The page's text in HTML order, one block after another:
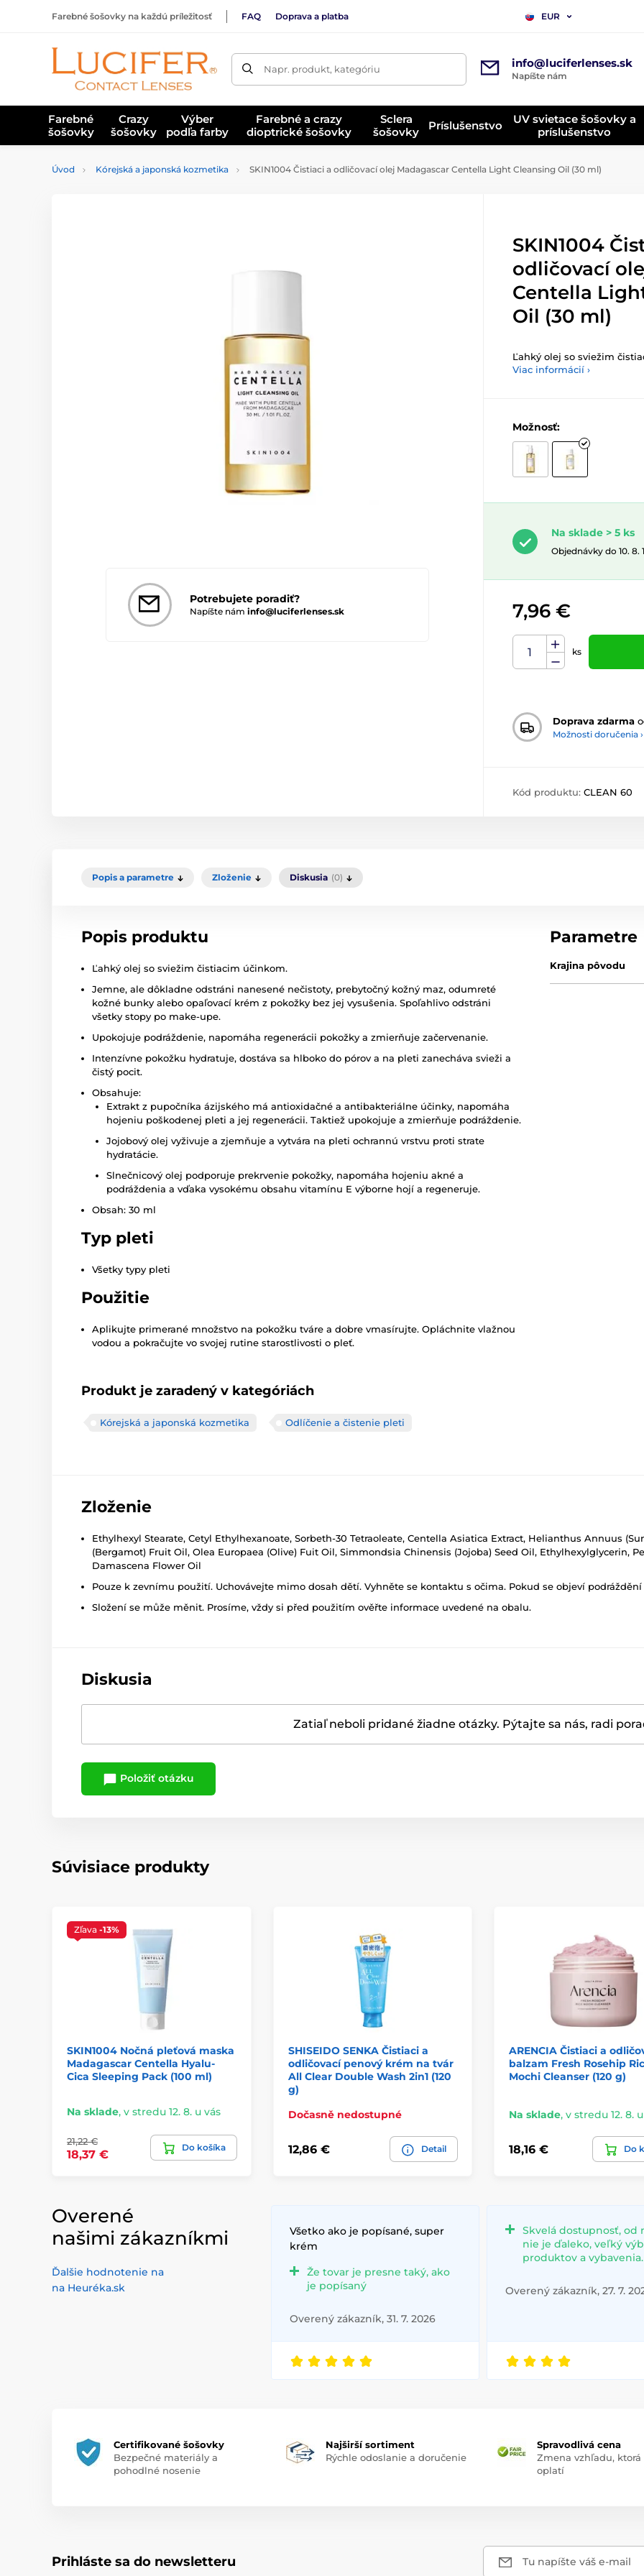
Farebné šošovky na každú príležitosť FAQ Doprava a platba EUR
Napr. produkt, kategóriu info@luciferlenses.sk
Napíšte nám
Farebné
šošovky
Crazy
šošovky
Výber
podľa farby
Farebné a crazy
dioptrické šošovky
Sclera
šošovky
Príslušenstvo
UV svietace šošovky a
príslušenstvo
Úvod Kórejská a japonská kozmetika SKIN1004 Čistiaci a odličovací olej Madagascar Centella Light Cleansing Oil (30 ml)
Potrebujete poradiť?
Napíšte nám info@luciferlenses.sk
SKIN1004
odličovací
Centella
Oil (30 ml)
Ľahký olej so sviežim
Viac informácií ›
Možnosť:
Na sklade > 5 ks
Objednávky do 10. 8.
7,96 €
ks
Doprava zdarma
Možnosti doručenia ›
Kód produktu: CLEAN 60
Popis a parametre Zloženie Diskusia (0)
Popis produktu
Ľahký olej so sviežim čistiacim účinkom.
Jemne, ale dôkladne odstráni nanesené nečistoty, prebytočný kožný maz, odumreté
kožné bunky alebo opaľovací krém z pokožky bez jej vysušenia. Spoľahlivo odstráni
všetky stopy po make-upe.
Upokojuje podráždenie, napomáha regenerácii pokožky a zmierňuje začervenanie.
Intenzívne pokožku hydratuje, dostáva sa hlboko do pórov a na pleti zanecháva svieži a
čistý pocit.
Obsahuje:
Extrakt z pupočníka ázijského má antioxidačné a antibakteriálne účinky, napomáha
hojeniu poškodenej pleti a jej regenerácii. Taktiež upokojuje a zmierňuje podráždenie.
Jojobový olej vyživuje a zjemňuje a vytvára na pleti ochrannú vrstvu proti strate
hydratácie.
Slnečnicový olej podporuje prekrvenie pokožky, napomáha hojeniu akné a
podráždenia a vďaka vysokému obsahu vitamínu E výborne hojí a regeneruje.
Obsah: 30 ml
Typ pleti
Všetky typy pleti
Použitie
Aplikujte primerané množstvo na pokožku tváre a dobre vmasírujte. Opláchnite vlažnou
vodou a pokračujte vo svojej rutine starostlivosti o pleť.
Produkt je zaradený v kategóriách
Kórejská a japonská kozmetika Odlíčenie a čistenie pleti
Parametre
Krajina pôvodu
Zloženie
Ethylhexyl Stearate, Cetyl Ethylhexanoate, Sorbeth-30 Tetraoleate, Centella Asiatica Extract, Helianthus Annuus
(Bergamot) Fruit Oil, Olea Europaea (Olive) Fuit Oil, Simmondsia Chinensis (Jojoba) Seed Oil, Ethylhexylglycerin,
Damascena Flower Oil
Pouze k zevnímu použití. Uchovávejte mimo dosah dětí. Vyhněte se kontaktu s očima. Pokud se objeví
Složení se může měnit. Prosíme, vždy si před použitím ověřte informace uvedené na obalu.
Diskusia
Zatiaľ neboli pridané žiadne otázky. Pýtajte sa nás, radi
Položiť otázku
Súvisiace produkty
Zľava -13%
SKIN1004 Nočná pleťová maska
Madagascar Centella Hyalu-
Cica Sleeping Pack (100 ml)
Na sklade, v stredu 12. 8. u vás
21,22 €
18,37 €
Do košíka
SHISEIDO SENKA Čistiaci a
odličovací penový krém na tvár
All Clear Double Wash 2in1 (120
g)
Dočasně nedostupné
12,86 € Detail
ARENCIA Čistiaci a
balzam Fresh Rosehip
Mochi Cleanser (120 g)
Na sklade, v stredu 12. 8.
18,16 € Do
Overené
našimi zákazníkmi
Ďalšie hodnotenie na
na Heuréka.sk
Všetko ako je popísané, super
krém
Že tovar je presne taký, ako
je popísaný
Overený zákazník, 31. 7. 2026
Skvelá dostupnosť, od
nie je ďaleko, veľký
produktov a vybavenia.
Overený zákazník, 27. 7.
Certifikované šošovky
Bezpečné materiály a
pohodlné nosenie
Najširší sortiment
Rýchle odoslanie a doručenie
Spravodlivá cena
Zmena vzhľadu, ktorá
oplatí
Prihláste sa do newsletteru Tu napíšte váš e-mail